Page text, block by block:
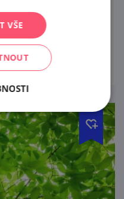
rodinu.
VŠE